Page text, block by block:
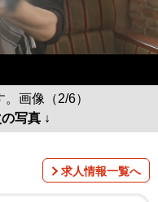
画像（2/6）
写真 ↓
求人情報一覧へ